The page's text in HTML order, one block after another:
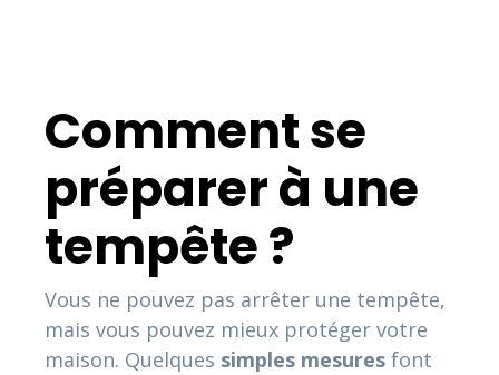
Comment se
préparer à une
tempête ?
Vous ne pouvez pas arrêter une tempête,
mais vous pouvez mieux protéger votre
maison. Quelques simples mesures font